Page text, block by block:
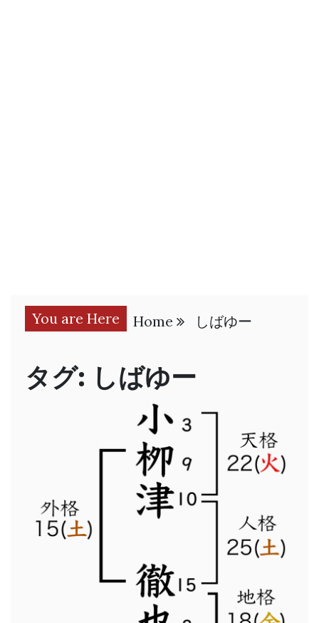
You are Here Home しばゆー
タグ: しばゆー